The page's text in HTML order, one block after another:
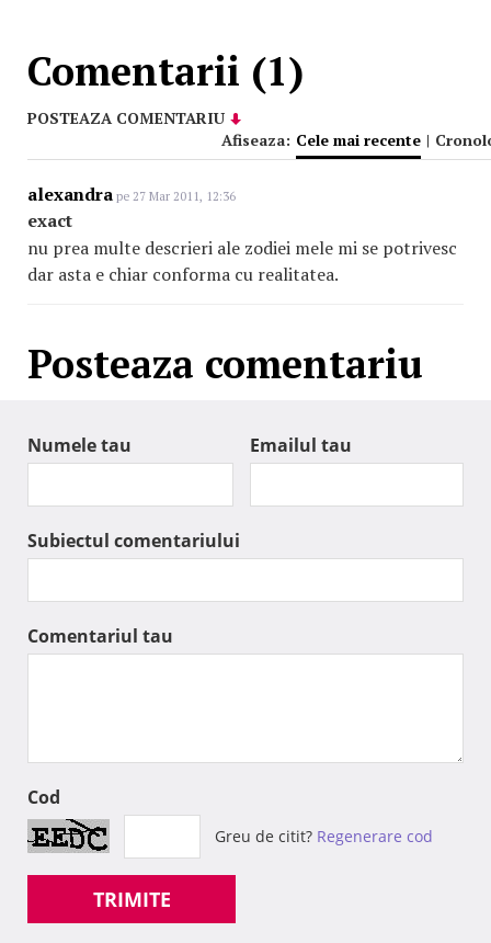
Comentarii (1)
POSTEAZA COMENTARIU
Afiseaza: Cele mai recente |
alexandra pe 27 Mar 2011, 12:36
exact
nu prea multe descrieri ale zodiei mele mi se potrivesc
dar asta e chiar conforma cu realitatea.
Posteaza comentariu
Numele tau Emailul tau
Subiectul comentariului
Comentariul tau
Cod
Greu de citit? Regenerare cod
TRIMITE